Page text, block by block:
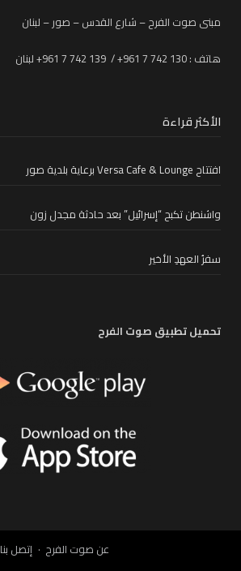
مبنى صوت الفرح – شارع القدس – صور – لبنان
هاتف : 130 742 7 961+ / 139 742 7 961+ لبنان
الأكثر قراءة
افتتاح Versa Cafe & Lounge برعاية بلدية صور
واشنطن تكبح “إسرائيل” بعد حادثة مجدل زون
سفرُ العهدِ الأخير
تحميل تطبيق صوت الفرح
عن صوت الفرح إتصل بنا